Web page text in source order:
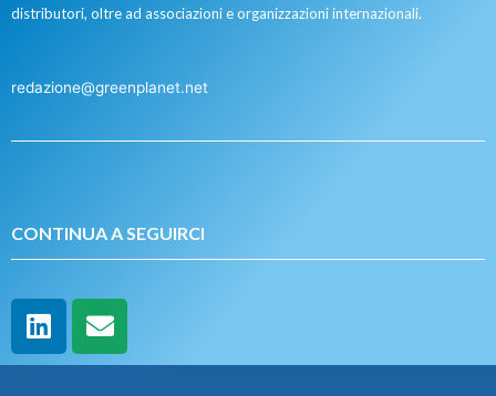
distributori, oltre ad associazioni e organizzazioni internazionali.
redazione@greenplanet.net
CONTINUA A SEGUIRCI